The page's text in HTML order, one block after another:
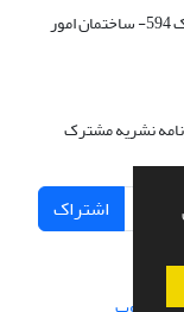
خیابان انقلاب- خیابان قدس- ابتدای خ طالقانی- پلاک 594- ساختمان امور
نشریه مشترک
اشتراک